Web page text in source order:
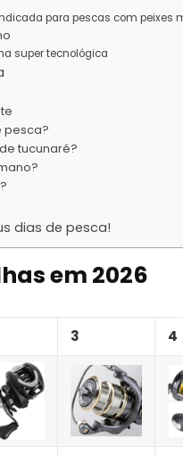
para pescas com peixes
super tecnológica
pesca?
tucunaré?
dias de pesca!
em 2026
3 4